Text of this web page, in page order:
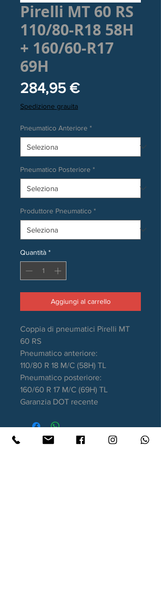
Pirelli MT 60 RS
110/80-R18 58H
+ 160/60-R17
69H
284,95 €Prezzo
Spedizione grauita
Pneumatico Anteriore *
Pneumatico Posteriore *
Produttore Pneumatico *
Quantità *
Aggiungi al carrello
Coppia di pneumatici Pirelli MT
60 RS
Pneumatico anteriore:
110/80 R 18 M/C (58H) TL
Pneumatico posteriore:
160/60 R 17 M/C (69H) TL
Garanzia DOT recente